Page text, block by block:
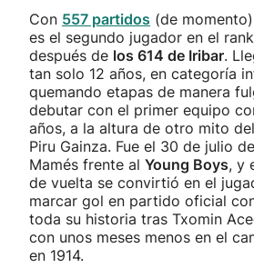
Con 557 partidos (de
es el segundo jugador en el
después de los 614 de Iribar.
tan solo 12 años, en categoría
quemando etapas de manera
debutar con el primer equipo
años, a la altura de otro mito
Piru Gainza. Fue el 30 de julio
Mamés frente al Young Boys, y
de vuelta se convirtió en el
marcar gol en partido oficial
toda su historia tras Txomin
con unos meses menos en el
en 1914.